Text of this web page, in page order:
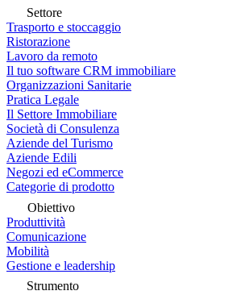
Settore
Trasporto e stoccaggio
Ristorazione
Lavoro da remoto
Il tuo software CRM immobiliare
Organizzazioni Sanitarie
Pratica Legale
Il Settore Immobiliare
Società di Consulenza
Aziende del Turismo
Aziende Edili
Negozi ed eCommerce
Categorie di prodotto
Obiettivo
Produttività
Comunicazione
Mobilità
Gestione e leadership
Strumento